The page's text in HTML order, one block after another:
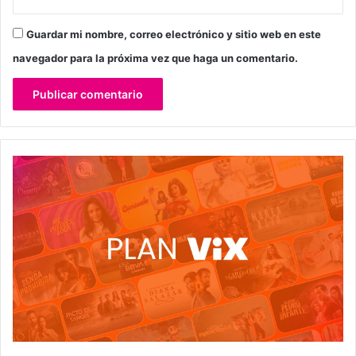
Guardar mi nombre, correo electrónico y sitio web en este
navegador para la próxima vez que haga un comentario.